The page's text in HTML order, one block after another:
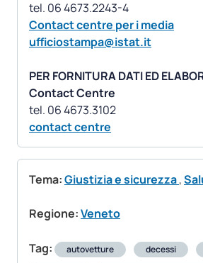
Contact centre per i media
ufficiostampa@istat.it
PER FORNITURA DATI ED
Contact Centre
contact centre
Tema:Giustizia e sicurezza,
Regione:Veneto
Tag: autovetture decessi